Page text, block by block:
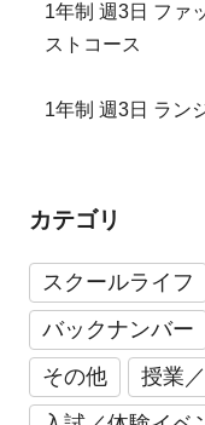
1年制 週3日 ファ
ストコース
1年制 週3日 ラン
カテゴリ
スクールライフ
バックナンバー
その他
授業